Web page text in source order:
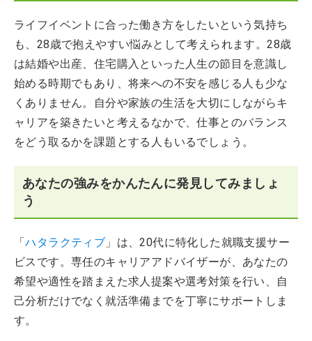
ライフイベントに合った働き方をしたいという気持ち
も、28歳で抱えやすい悩みとして考えられます。28歳
は結婚や出産、住宅購入といった人生の節目を意識し
始める時期でもあり、将来への不安を感じる人も少な
くありません。自分や家族の生活を大切にしながらキ
ャリアを築きたいと考えるなかで、仕事とのバランス
をどう取るかを課題とする人もいるでしょう。
あなたの強みをかんたんに発見してみましょ
う
「ハタラクティブ 」は、20代に特化した就職支援サー
ビスです。専任のキャリアアドバイザーが、あなたの
希望や適性を踏まえた求人提案や選考対策を行い、自
己分析だけでなく就活準備までを丁寧にサポートしま
す。